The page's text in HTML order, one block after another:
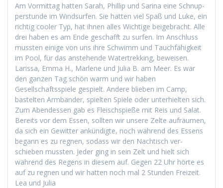
Am Vor­mit­tag hat­ten Sarah, Phillip und Sari­na eine Schnup­
per­stunde im Wind­sur­fen. Sie hat­ten viel Spaß und Luke, ein
richtig cool­er Typ, hat ihnen alles Wichtige beige­bracht. Alle
drei haben es am Ende geschafft zu sur­fen. Im Anschluss
mussten einige von uns ihre Schwimm und Tauch­fähigkeit
im Pool, für das anste­hende Watertrekking, beweisen.
Laris­sa, Emma H., Mar­lene und Julia B. am Meer. Es war
den ganzen Tag schön warm und wir haben
Gesellschaftsspiele gespielt. Andere blieben im Camp,
bastel­ten Arm­bän­der, spiel­ten Spiele oder unter­hiel­ten sich.
Zum Aben­dessen gab es Fleis­chspieße mit Reis und Salat.
Bere­its vor dem Essen, soll­ten wir unsere Zelte aufräu­men,
da sich ein Gewit­ter ankündigte, noch während des Essens
begann es zu reg­nen, sodass wir den Nachtisch ver­
schieben mussten. Jed­er ging in sein Zelt und hielt sich
während des Regens in diesem auf. Gegen 22 Uhr hörte es
auf zu reg­nen und wir hat­ten noch mal 2 Stun­den Freizeit.
Lea und Julia